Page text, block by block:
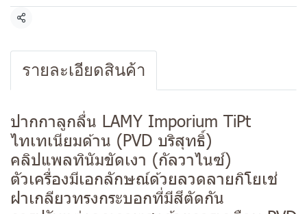
แชร์
รายละเอียดสินค้า
ปากกาลูกลื่น LAMY Imporium TiPt
ไทเทเนียมด้าน (PVD บริสุทธิ์)
คลิปแพลทินัมขัดเงา (กัลวาไนซ์)
ตัวเครื่องมีเอกลักษณ์ด้วยลวดลายกิโยเช่
ฝาเกลียวทรงกระบอกที่มีสีตัดกัน